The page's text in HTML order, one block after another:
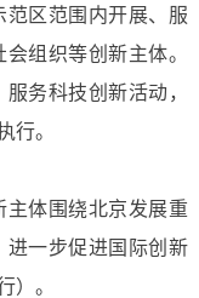
区范围内开展、服
组织等创新主体。
务科技创新活动，
行。
体围绕北京发展重
进一步促进国际创新
）。